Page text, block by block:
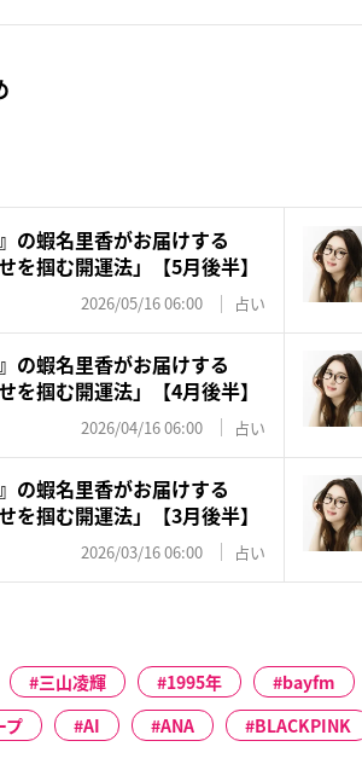
の蝦名里香がお届けする
を掴む開運法」【5月後半】
2026/05/16 06:00 占い
の蝦名里香がお届けする
を掴む開運法」【4月後半】
2026/04/16 06:00 占い
の蝦名里香がお届けする
を掴む開運法」【3月後半】
2026/03/16 06:00 占い
三山凌輝 1995年 bayfm
プ
AI ANA BLACKPINK